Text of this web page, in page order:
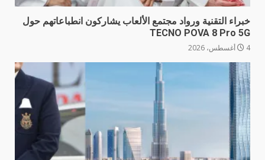
خبراء التقنية ورواد مجتمع الألعاب يشاركون انطباعاتهم حول
TECNO POVA 8 Pro 5G
4 أغسطس، 2026